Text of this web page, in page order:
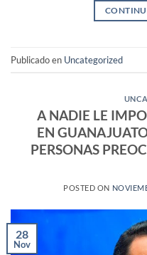
Publicado en Uncategorized
A NADIE LE
EN
PERSONAS
POSTED ON
28
Nov